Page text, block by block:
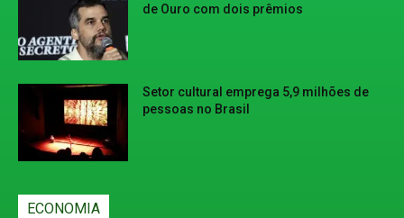
de Ouro com dois prêmios
Setor cultural emprega 5,9 milhões de
pessoas no Brasil
ECONOMIA